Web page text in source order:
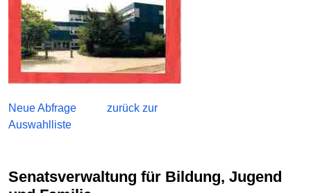
Neue Abfrage
zurück zur
Auswahlliste
Senatsverwaltung für Bildung, Jugend